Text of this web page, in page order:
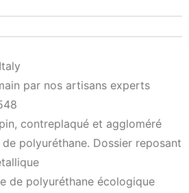
par nos artisans experts
contreplaqué et aggloméré
polyuréthane. Dossier reposant
de polyuréthane écologique